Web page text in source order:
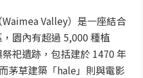
Valley）是一座結合
園內有超過 5,000 種植
祀遺跡，包括建於 1470 年
茅草建築「hale」則與電影